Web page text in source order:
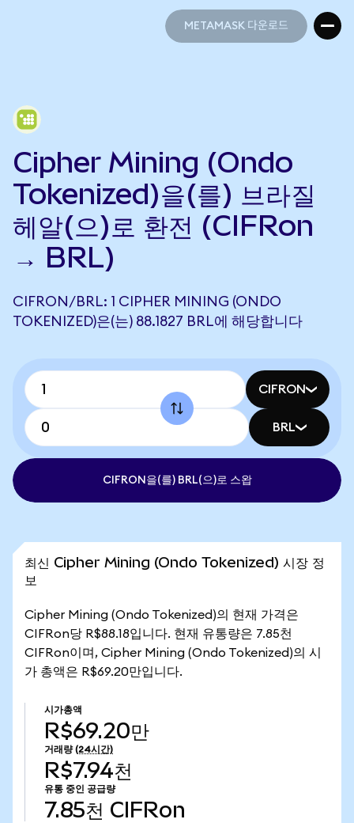
METAMASK 다운로드
Cipher Mining (Ondo
Tokenized)을(를) 브라질
헤알(으)로 환전 (CIFRon
→ BRL)
CIFRON/BRL: 1 CIPHER MINING (ONDO
TOKENIZED)은(는) 88.1827 BRL에 해당합니다
CIFRON
BRL
CIFRON을(를) BRL(으)로 스왑
최신 Cipher Mining (Ondo Tokenized) 시장 정
보
Cipher Mining (Ondo Tokenized)의 현재 가격은
CIFRon당 R$88.18입니다. 현재 유통량은 7.85천
CIFRon이며, Cipher Mining (Ondo Tokenized)의 시
가 총액은 R$69.20만입니다.
시가총액
R$69.20만
거래량 (24시간)
R$7.94천
유통 중인 공급량
7.85천 CIFRon